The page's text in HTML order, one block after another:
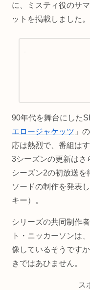
に、ミスティ役のサ
ットを掲載しました。
90年代を舞台にした
エロージャケッツ 」
応は熱烈で、番組は
3シーズンの更新はさ
シーズン2の初放送
ソードの制作を発表
キー）。
シリーズの共同制作
ト・ニッカーソンは
像しているそうです
きではあひません。
ス